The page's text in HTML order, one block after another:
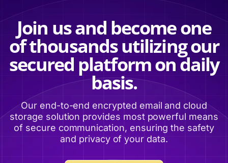
Join us and become one
of thousands utilizing our
secured platform on daily
basis.
Our end-to-end encrypted email and cloud
storage solution provides most powerful means
of secure communication, ensuring the safety
and privacy of your data.